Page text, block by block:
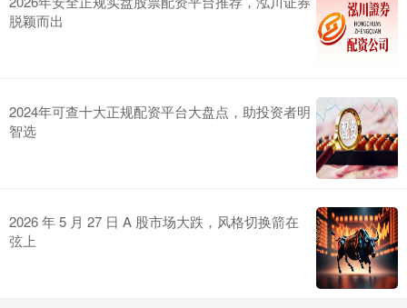
脱颖而出
2024年可查十大正规配资平台大盘点，助投资者明
智选
2026 年 5 月 27 日 A 股市场大跌，风格切换箭在
弦上